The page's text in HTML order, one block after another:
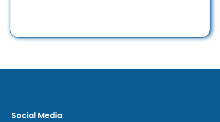
Social Media